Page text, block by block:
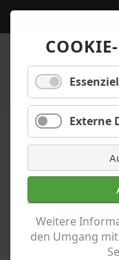
Home
+49 (0)
Externe
Weitere
den Umgang